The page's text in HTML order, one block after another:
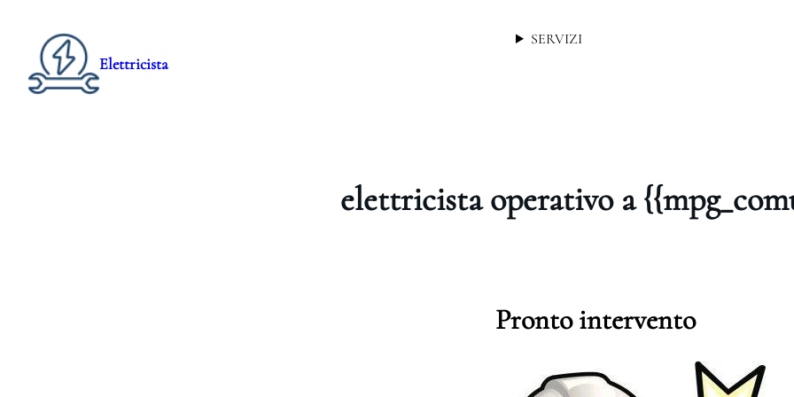
Elettricista
SERVIZI
elettricista operativo a
Pronto intervento